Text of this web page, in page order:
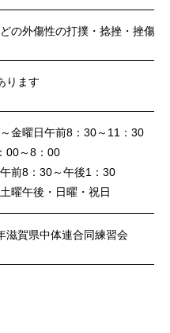
の外傷性の打撲・捻挫・挫傷
ります
金曜日午前8：30～11：30
00～8：00
前8：30～午後1：30
曜午後・日曜・祝日
滋賀県中体連合同練習会